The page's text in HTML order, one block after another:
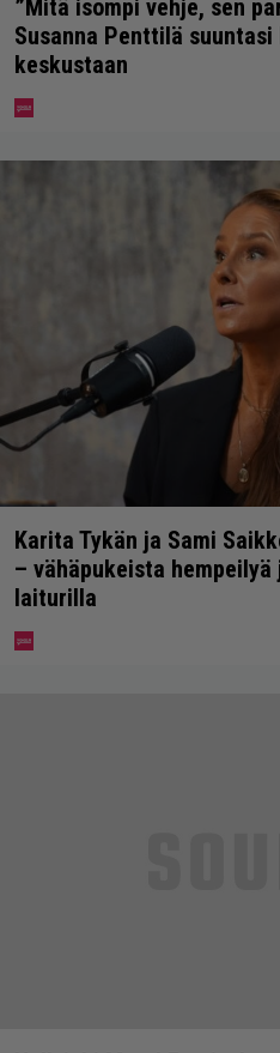
”Mitä isompi vehje, sen
Susanna Penttilä
keskustaan
Karita Tykän ja Sami
– vähäpukeista
laiturilla